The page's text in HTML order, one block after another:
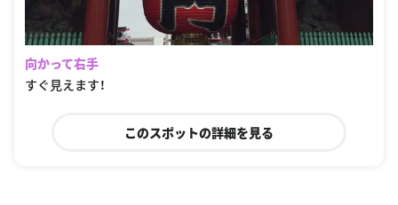
向かって右手
すぐ見えます！
このスポットの詳細を見る